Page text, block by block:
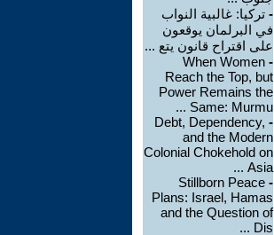
- تركيا: غالبية النواب
في البرلمان يوقعون
على اقتراح قانون يتع ...
-
When Women
Reach the Top, but
Power Remains the
Same: Murmu ...
-
Debt, Dependency,
and the Modern
Colonial Chokehold on
Asia ...
-
Stillborn Peace
Plans: Israel, Hamas
and the Question of
Dis ...